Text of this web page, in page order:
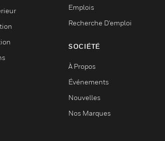
Emplois
Recherche D'emploi
SOCIÉTÉ
À Propos
Événements
Nouvelles
Nos Marques